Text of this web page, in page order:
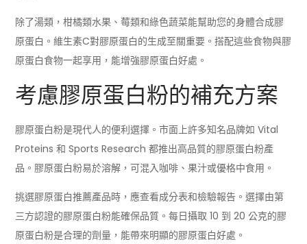
除了湯類，柑橘類水果、莓類和綠色蔬菜能幫助您的身體合成膠
原蛋白。維生素C對膠原蛋白的生成至關重要。搭配這些食物與膠
原蛋白食物一起享用，能增強膠原蛋白好處。
考慮膠原蛋白粉的補充方案
膠原蛋白粉是現代人的便利選擇。市面上許多知名品牌如 Vital
Proteins 和 Sports Research 都推出高品質的膠原蛋白粉產
品。膠原蛋白粉易於溶解，可混入咖啡、果汁或優格中食用。
挑選膠原蛋白推薦產品時，應查看成分表和檢驗報告。選擇由第
三方認證的膠原蛋白粉能確保品質。每日攝取 10 到 20 公克的膠
原蛋白粉是合理的劑量，能帶來明顯的膠原蛋白好處。